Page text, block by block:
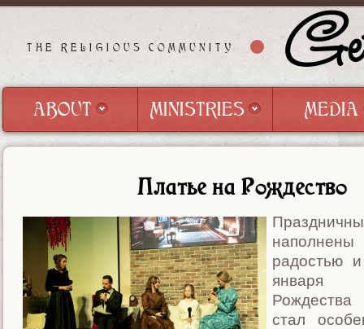
THE RELIGIOUS COMMUNITY
ABOUT
ABOUT MINISTRIES
MEDIA
MEDIA
Платье на Рождество
радостью
января
стал